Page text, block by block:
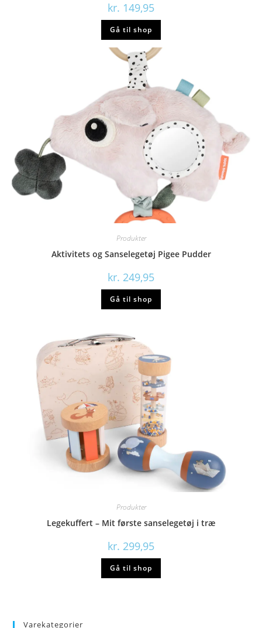
kr. 149,95
Gå til shop
Produkter
Aktivitets og Sanselegetøj Pigee Pudder
kr. 249,95
Gå til shop
Produkter
Legekuffert – Mit første sanselegetøj i træ
kr. 299,95
Gå til shop
Varekategorier